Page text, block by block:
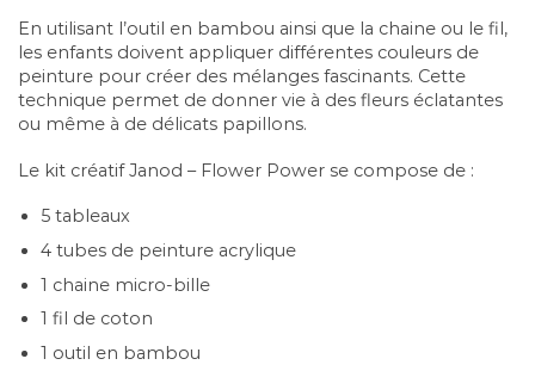
En utilisant l’outil en bambou ainsi que la chaine ou le fil,
les enfants doivent appliquer différentes couleurs de
peinture pour créer des mélanges fascinants. Cette
technique permet de donner vie à des fleurs éclatantes
ou même à de délicats papillons.
Le kit créatif Janod – Flower Power se compose de :
5 tableaux
4 tubes de peinture acrylique
1 chaine micro-bille
1 fil de coton
1 outil en bambou